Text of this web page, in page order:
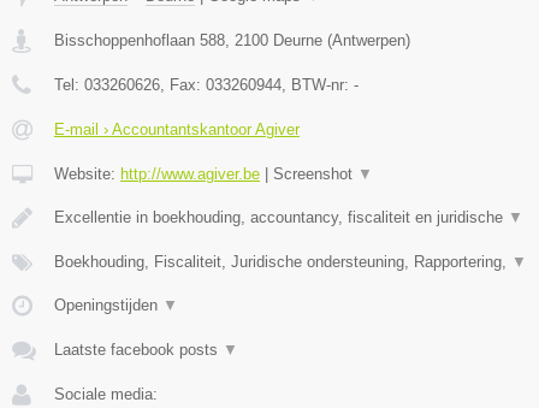
Bisschoppenhoflaan 588 2100 Deurne (Antwerpen)
Tel: 033260626 , Fax: 033260944 , BTW-nr: -
E-mail › Accountantskantoor Agiver
Website: http://www.agiver.be | Screenshot ▼
Excellentie in boekhouding, accountancy, fiscaliteit en juridische ▼
Boekhouding, Fiscaliteit, Juridische ondersteuning, Rapportering, ▼
Openingstijden ▼
Laatste facebook posts ▼
Sociale media: